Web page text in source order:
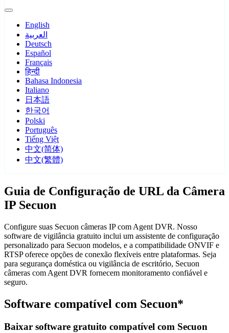
English
العربية
Deutsch
Español
Français
हिन्दी
Bahasa Indonesia
Italiano
日本語
한국어
Polski
Português
Tiếng Việt
中文(简体)
中文(繁體)
Guia de Configuração de URL da Câmera
IP Secuon
Configure suas Secuon câmeras IP com Agent DVR. Nosso
software de vigilância gratuito inclui um assistente de configuração
personalizado para Secuon modelos, e a compatibilidade ONVIF e
RTSP oferece opções de conexão flexíveis entre plataformas. Seja
para segurança doméstica ou vigilância de escritório, Secuon
câmeras com Agent DVR fornecem monitoramento confiável e
seguro.
Software compatível com Secuon*
Baixar software gratuito compatível com Secuon